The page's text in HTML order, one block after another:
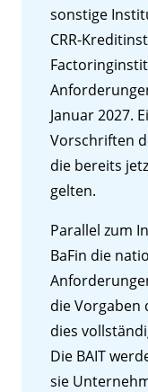
sonstige
CRR-
Januar 2027.
Vorschriften
die bereits
gelten.
Parallel zum
BaFin die
die Vorgaben
dies
Die BAIT
sie